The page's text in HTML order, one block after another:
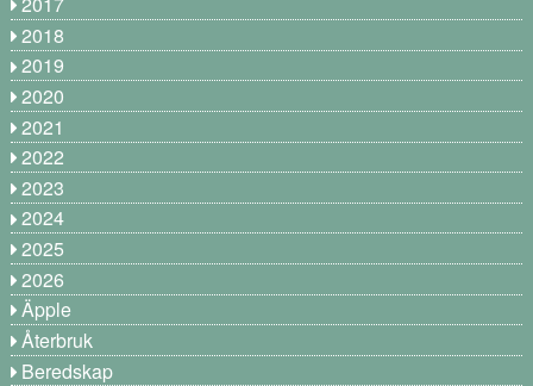
2018
2019
2020
2021
2022
2023
2024
2025
2026
Äpple
Återbruk
Beredskap